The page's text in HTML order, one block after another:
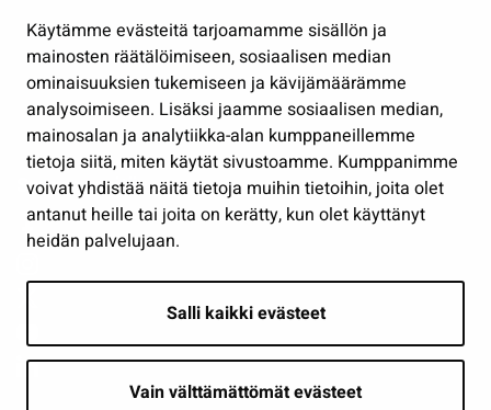
Käytämme evästeitä tarjoamamme sisällön ja
mainosten räätälöimiseen, sosiaalisen median
ominaisuuksien tukemiseen ja kävijämäärämme
analysoimiseen. Lisäksi jaamme sosiaalisen median,
mainosalan ja analytiikka-alan kumppaneillemme
tietoja siitä, miten käytät sivustoamme. Kumppanimme
voivat yhdistää näitä tietoja muihin tietoihin, joita olet
antanut heille tai joita on kerätty, kun olet käyttänyt
heidän palvelujaan.
Salli kaikki evästeet
Vain välttämättömät evästeet
Työ ja yrittäminen
Osallistu ja asioi
Näytä omat evästeasetukseni
Seuraa meitä